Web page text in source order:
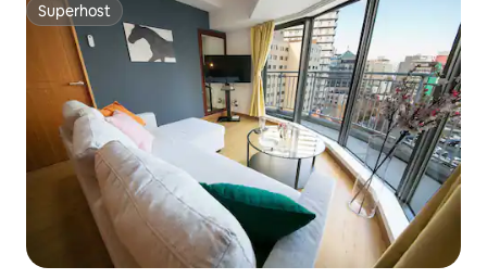
Superhost
Superhost